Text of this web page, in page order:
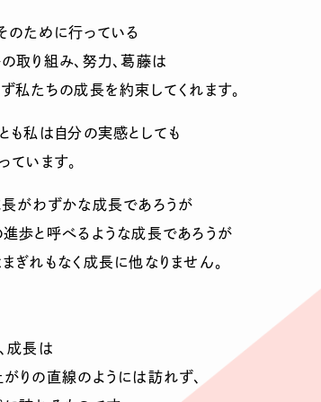
のために行っている
取り組み、努力、葛藤は
私たちの成長を約束してくれます。
も私は自分の実感としても
ています。
がわずかな成長であろうが
歩と呼べるような成長であろうが
ぎれもなく成長に他なりません。
成長は
りの直線のようには訪れず、